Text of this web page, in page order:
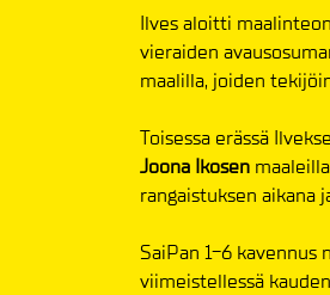
Ilves aloitti
vieraiden
maalilla, joiden
Toisessa erässä
Joona Ikosen
rangaistuksen aikana
SaiPan 1-6
viimeistellessä